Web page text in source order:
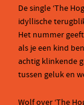
De single ‘The
idyllische
Het nummer
als je een kind
achtig klinkende
tussen geluk en
Wolf over ‘The